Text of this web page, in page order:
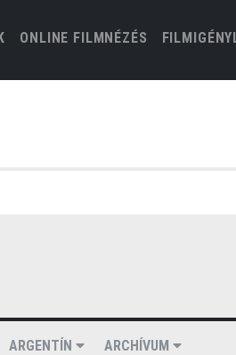
ONLINE FILMNÉZÉS
ARGENTÍN ARCHÍVUM